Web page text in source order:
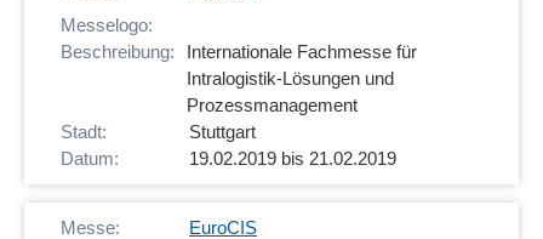
Internationale Fachmesse für
Intralogistik-Lösungen und
Prozessmanagement
Stuttgart
19.02.2019 bis 21.02.2019
EuroCIS